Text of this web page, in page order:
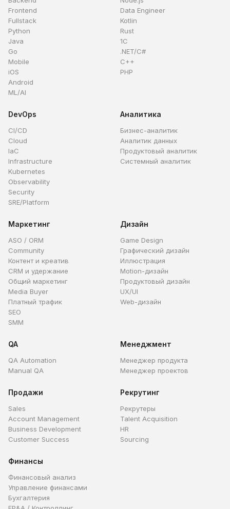
Frontend
Fullstack
Python
Java
Go
Mobile
iOS
Android
ML/AI
Data Engineer
Kotlin
Rust
1C
.NET/C#
C++
PHP
DevOps
CI/CD
Cloud
IaC
Infrastructure
Kubernetes
Observability
Security
SRE/Platform
Аналитика
Бизнес-аналитик
Аналитик данных
Продуктовый аналитик
Системный аналитик
Маркетинг
ASO / ORM
Community
Контент и креатив
CRM и удержание
Общий маркетинг
Media Buyer
Платный трафик
SEO
SMM
Дизайн
Game Design
Графический дизайн
Иллюстрация
Motion-дизайн
Продуктовый дизайн
UX/UI
Web-дизайн
QA
QA Automation
Manual QA
Менеджмент
Менеджер продукта
Менеджер проектов
Продажи
Sales
Account Management
Business Development
Customer Success
Рекрутинг
Рекрутеры
Talent Acquisition
HR
Sourcing
Финансы
Финансовый анализ
Управление финансами
Бухгалтерия